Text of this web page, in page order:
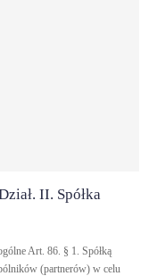
II. Spółka
(partnerów) w celu